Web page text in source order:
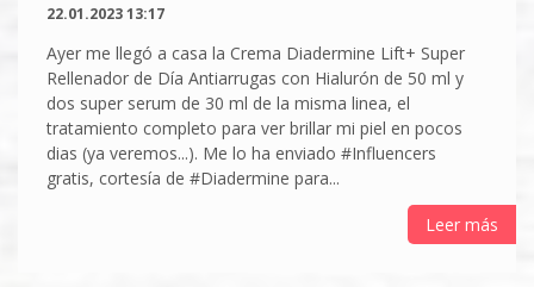
22.01.2023 13:17
Ayer me llegó a casa la Crema Diadermine Lift+ Super
Rellenador de Día Antiarrugas con Hialurón de 50 ml y
dos super serum de 30 ml de la misma linea, el
tratamiento completo para ver brillar mi piel en pocos
dias (ya veremos...). Me lo ha enviado #Influencers
gratis, cortesía de #Diadermine para...
Leer más